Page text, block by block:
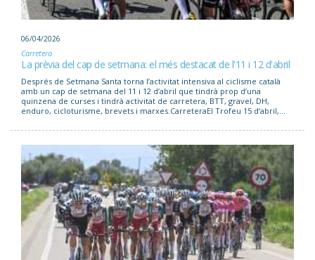
06/04/2026
Carretera
La prèvia del cap de setmana: el més destacat de l'11 i 12 d'abril
Després de Setmana Santa torna l’activitat intensiva al ciclisme català
amb un cap de setmana del 11 i 12 d’abril que tindrà prop d’una
quinzena de curses i tindrà activitat de carretera, BTT, gravel, DH,
enduro, cicloturisme, brevets i marxes.CarreteraEl Trofeu 15 d’abril,...